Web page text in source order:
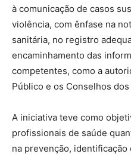
à comunicação de casos
violência, com ênfase na
sanitária, no registro
encaminhamento das
competentes, como a
Público e os Conselhos
A iniciativa teve como
profissionais de saúde
na prevenção,